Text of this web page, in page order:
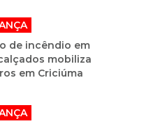
de incêndio em
mobiliza
em Criciúma